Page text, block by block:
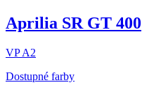
Aprilia SR GT 400
VPA2
Dostupné farby